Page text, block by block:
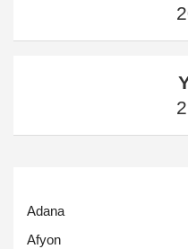
Adana
Afyon